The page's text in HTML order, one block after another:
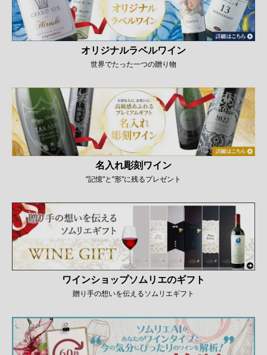
オリジナルラベルワイン
世界でたった一つの贈り物
名入れ彫刻ワイン
"記憶"と"形"に残るプレゼント
ワインショップソムリエのギフト
贈り手の想いを伝えるソムリエギフト